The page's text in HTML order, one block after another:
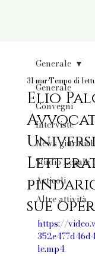
Generale
Convegni
Interviste
News
Studio Legale
Articoli
Altre attività
Generale
Elio
sue
31 marTempo di
https://
le.mp4